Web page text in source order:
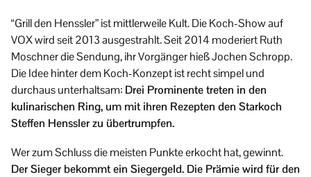
“Grill den Henssler” ist mittlerweile Kult. Die Koch-Show auf
VOX wird seit 2013 ausgestrahlt. Seit 2014 moderiert Ruth
Moschner die Sendung, ihr Vorgänger hieß Jochen Schropp.
Die Idee hinter dem Koch-Konzept ist recht simpel und
durchaus unterhaltsam: Drei Prominente treten in den
kulinarischen Ring, um mit ihren Rezepten den Starkoch
Steffen Henssler zu übertrumpfen.
Wer zum Schluss die meisten Punkte erkocht hat, gewinnt.
Der Sieger bekommt ein Siegergeld. Die Prämie wird für den